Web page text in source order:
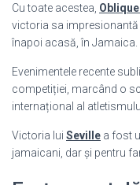
Cu toate acestea,
victoria sa impresionantă
înapoi acasă, în Jamaica.
Evenimentele recente
competiției, marcând o
internațional al
Victoria lui Seville a fost
jamaicani, dar și pentru